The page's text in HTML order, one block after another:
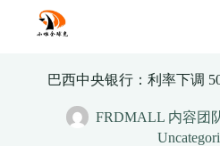
content
巴西中央银行：利率下调
FRDMALL 内容团